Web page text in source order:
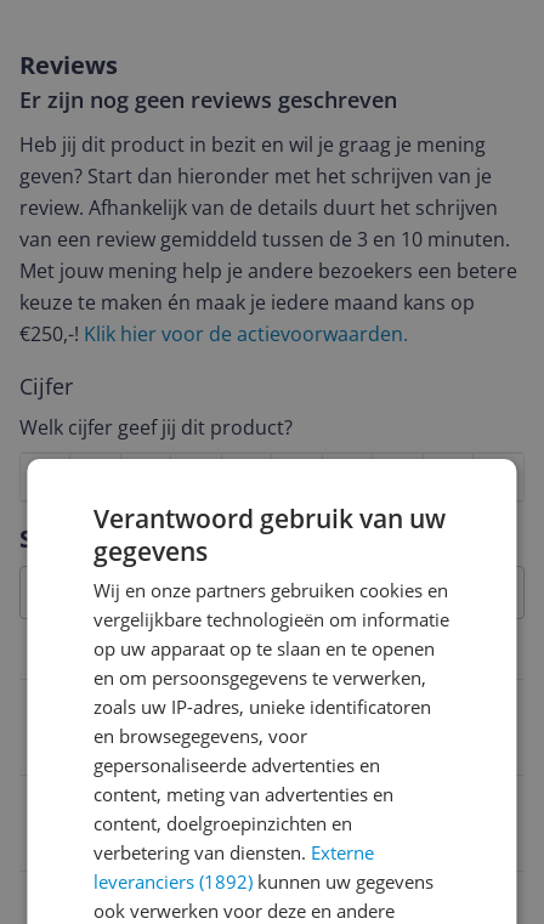
Specificaties
Gevarenaanduiding
Voorzorgsmaatregelen
Niet van toepassing
Signaalwoord
Niet van toepassing
Gevarenaanduiding (H-zinnen)
Reviews
Er zijn nog geen reviews geschreven
Heb jij dit product in bezit en wil je graag je mening
geven? Start dan hieronder met het schrijven van je
review. Afhankelijk van de details duurt het schrijven
van een review gemiddeld tussen de 3 en 10 minuten.
Met jouw mening help je andere bezoekers een betere
keuze te maken én maak je iedere maand kans op
€250,-! Klik hier voor de actievoorwaarden.
Cijfer
Welk cijfer geef jij dit product?
Vraag 1 van 4
Verantwoord gebruik van uw
gegevens
Wij en onze partners gebruiken cookies en
vergelijkbare technologieën om informatie
op uw apparaat op te slaan en te openen
en om persoonsgegevens te verwerken,
zoals uw IP-adres, unieke identificatoren
en browsegegevens, voor
gepersonaliseerde advertenties en
content, meting van advertenties en
content, doelgroepinzichten en
verbetering van diensten. Externe
leveranciers (1892) kunnen uw gegevens
ook verwerken voor deze en andere